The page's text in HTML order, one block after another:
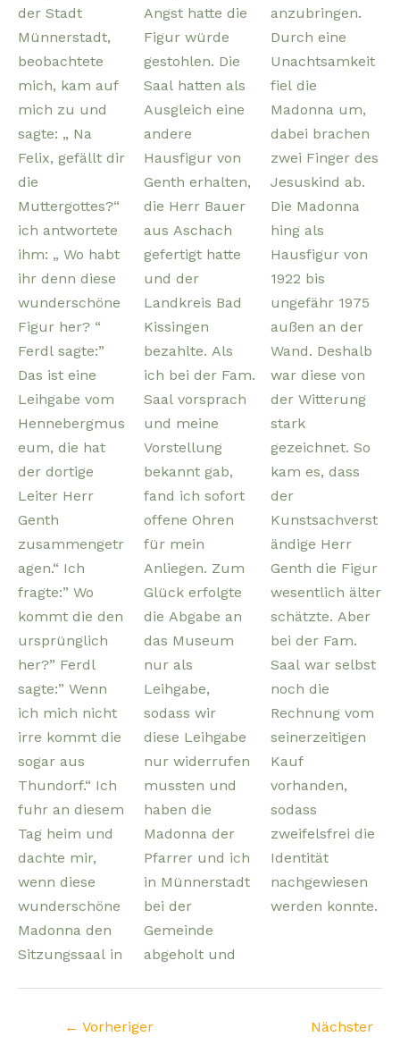
der Stadt
Münnerstadt,
beobachtete
mich, kam auf
mich zu und
sagte: „ Na
Felix, gefällt dir
die
Muttergottes?“
ich antwortete
ihm: „ Wo habt
ihr denn diese
wunderschöne
Figur her? “
Ferdl sagte:”
Das ist eine
Leihgabe vom
Hennebergmus
eum, die hat
der dortige
Leiter Herr
Genth
zusammengetr
agen.“ Ich
fragte:” Wo
kommt die den
ursprünglich
her?” Ferdl
sagte:” Wenn
ich mich nicht
irre kommt die
sogar aus
Thundorf.“ Ich
fuhr an diesem
Tag heim und
dachte mir,
wenn diese
wunderschöne
Madonna den
Sitzungssaal in
Angst hatte die
Figur würde
gestohlen. Die
Saal hatten als
Ausgleich eine
andere
Hausfigur von
Genth erhalten,
die Herr Bauer
aus Aschach
gefertigt hatte
und der
Landkreis Bad
Kissingen
bezahlte. Als
ich bei der Fam.
Saal vorsprach
und meine
Vorstellung
bekannt gab,
fand ich sofort
offene Ohren
für mein
Anliegen. Zum
Glück erfolgte
die Abgabe an
das Museum
nur als
Leihgabe,
sodass wir
diese Leihgabe
nur widerrufen
mussten und
haben die
Madonna der
Pfarrer und ich
in Münnerstadt
bei der
Gemeinde
abgeholt und
anzubringen.
Durch eine
Unachtsamkeit
fiel die
Madonna um,
dabei brachen
zwei Finger des
Jesuskind ab.
Die Madonna
hing als
Hausfigur von
1922 bis
ungefähr 1975
außen an der
Wand. Deshalb
war diese von
der Witterung
stark
gezeichnet. So
kam es, dass
der
Kunstsachverst
ändige Herr
Genth die Figur
wesentlich älter
schätzte. Aber
bei der Fam.
Saal war selbst
noch die
Rechnung vom
seinerzeitigen
Kauf
vorhanden,
sodass
zweifelsfrei die
Identität
nachgewiesen
werden konnte.
← Vorheriger Nächster